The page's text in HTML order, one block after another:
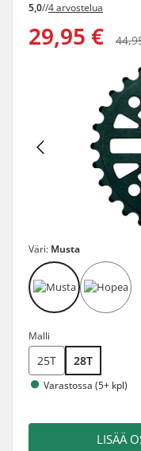
5,0//4 arvostelua
29,95 €
Väri: Musta
Malli
25T 28T
Varastossa (5+ kpl)
LISÄÄ